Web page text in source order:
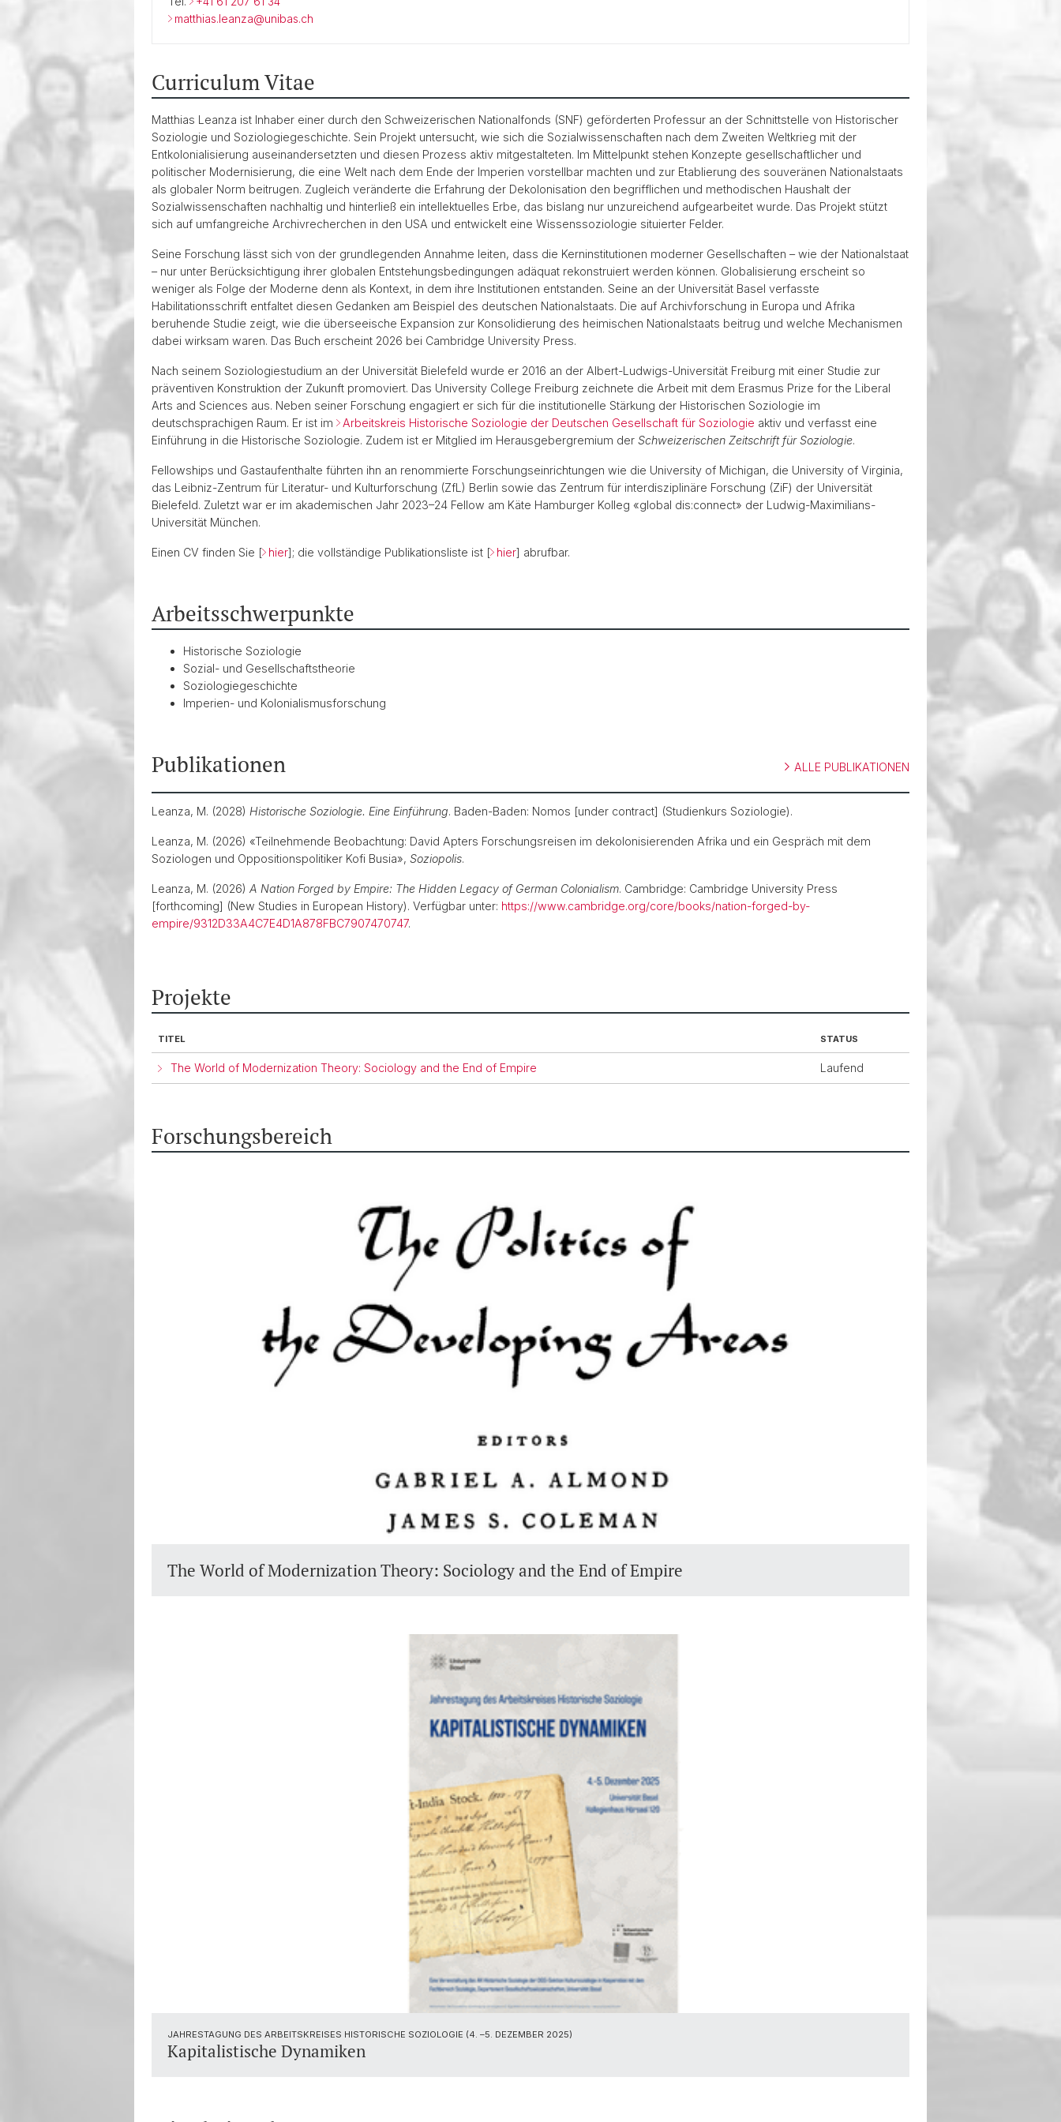
matthias.leanza@unibas.ch
Curriculum Vitae
Matthias Leanza ist Inhaber einer durch den Schweizerischen Nationalfonds (SNF) geförderten Professur an der Schnittstelle von Historischer
Soziologie und Soziologiegeschichte. Sein Projekt untersucht, wie sich die Sozialwissenschaften nach dem Zweiten Weltkrieg mit der
Entkolonialisierung auseinandersetzten und diesen Prozess aktiv mitgestalteten. Im Mittelpunkt stehen Konzepte gesellschaftlicher und
politischer Modernisierung, die eine Welt nach dem Ende der Imperien vorstellbar machten und zur Etablierung des souveränen Nationalstaats
als globaler Norm beitrugen. Zugleich veränderte die Erfahrung der Dekolonisation den begrifflichen und methodischen Haushalt der
Sozialwissenschaften nachhaltig und hinterließ ein intellektuelles Erbe, das bislang nur unzureichend aufgearbeitet wurde. Das Projekt stützt
sich auf umfangreiche Archivrecherchen in den USA und entwickelt eine Wissenssoziologie situierter Felder.
Seine Forschung lässt sich von der grundlegenden Annahme leiten, dass die Kerninstitutionen moderner Gesellschaften – wie der Nationalstaat
– nur unter Berücksichtigung ihrer globalen Entstehungsbedingungen adäquat rekonstruiert werden können. Globalisierung erscheint so
weniger als Folge der Moderne denn als Kontext, in dem ihre Institutionen entstanden. Seine an der Universität Basel verfasste
Habilitationsschrift entfaltet diesen Gedanken am Beispiel des deutschen Nationalstaats. Die auf Archivforschung in Europa und Afrika
beruhende Studie zeigt, wie die überseeische Expansion zur Konsolidierung des heimischen Nationalstaats beitrug und welche Mechanismen
dabei wirksam waren. Das Buch erscheint 2026 bei Cambridge University Press.
Nach seinem Soziologiestudium an der Universität Bielefeld wurde er 2016 an der Albert-Ludwigs-Universität Freiburg mit einer Studie zur
präventiven Konstruktion der Zukunft promoviert. Das University College Freiburg zeichnete die Arbeit mit dem Erasmus Prize for the Liberal
Arts and Sciences aus. Neben seiner Forschung engagiert er sich für die institutionelle Stärkung der Historischen Soziologie im
deutschsprachigen Raum. Er ist im
Arbeitskreis Historische Soziologie der Deutschen Gesellschaft für Soziologie aktiv und verfasst eine
Einführung in die Historische Soziologie. Zudem ist er Mitglied im Herausgebergremium der Schweizerischen Zeitschrift für Soziologie.
Fellowships und Gastaufenthalte führten ihn an renommierte Forschungseinrichtungen wie die University of Michigan, die University of Virginia,
das Leibniz-Zentrum für Literatur- und Kulturforschung (ZfL) Berlin sowie das Zentrum für interdisziplinäre Forschung (ZiF) der Universität
Bielefeld. Zuletzt war er im akademischen Jahr 2023–24 Fellow am Käte Hamburger Kolleg «global dis:connect» der Ludwig-Maximilians-
Universität München.
Einen CV finden Sie [ hier]; die vollständige Publikationsliste ist [ hier] abrufbar.
Arbeitsschwerpunkte
Historische Soziologie
Sozial- und Gesellschaftstheorie
Soziologiegeschichte
Imperien- und Kolonialismusforschung
Publikationen ALLE PUBLIKATIONEN
Leanza, M. (2028) Historische Soziologie. Eine Einführung. Baden-Baden: Nomos [under contract] (Studienkurs Soziologie).
Leanza, M. (2026) «Teilnehmende Beobachtung: David Apters Forschungsreisen im dekolonisierenden Afrika und ein Gespräch mit dem
Soziologen und Oppositionspolitiker Kofi Busia», Soziopolis.
Leanza, M. (2026) A Nation Forged by Empire: The Hidden Legacy of German Colonialism. Cambridge: Cambridge University Press
[forthcoming] (New Studies in European History). Verfügbar unter: https://www.cambridge.org/core/books/nation-forged-by-
empire/9312D33A4C7E4D1A878FBC7907470747.
Projekte
TITEL STATUS
The World of Modernization Theory: Sociology and the End of Empire Laufend
Forschungsbereich
The World of Modernization Theory: Sociology and the End of Empire
JAHRESTAGUNG DES ARBEITSKREISES HISTORISCHE SOZIOLOGIE (4. –5. DEZEMBER 2025)
Kapitalistische Dynamiken